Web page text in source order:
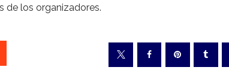
de los organizadores.